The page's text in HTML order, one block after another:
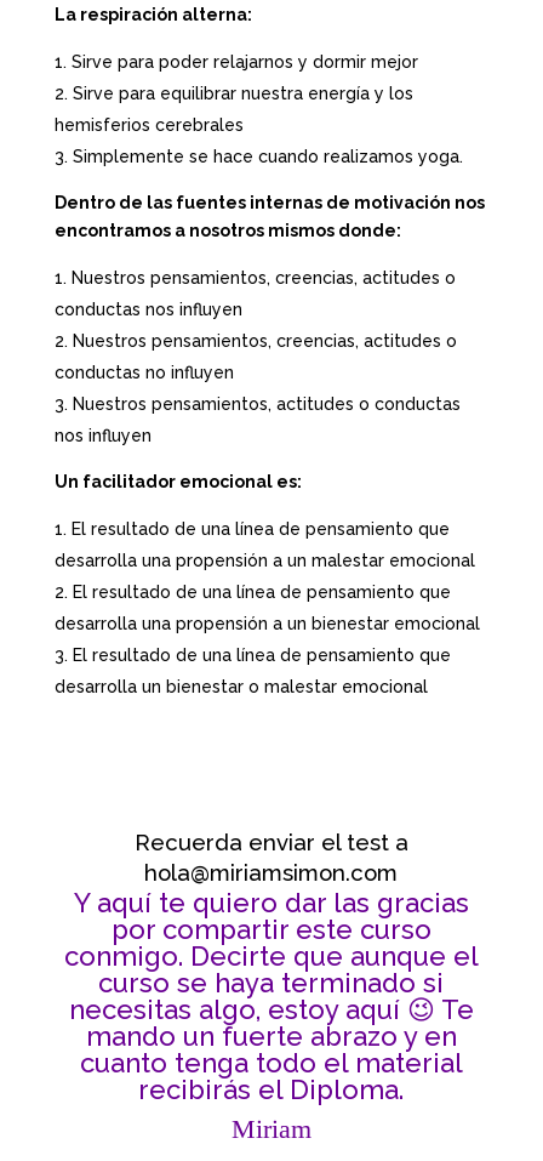
La respiración alterna:
Sirve para poder relajarnos y dormir mejor
Sirve para equilibrar nuestra energía y los
hemisferios cerebrales
Simplemente se hace cuando realizamos yoga.
Dentro de las fuentes internas de motivación nos
encontramos a nosotros mismos donde:
Nuestros pensamientos, creencias, actitudes o
conductas nos influyen
Nuestros pensamientos, creencias, actitudes o
conductas no influyen
Nuestros pensamientos, actitudes o conductas
nos influyen
Un facilitador emocional es:
El resultado de una línea de pensamiento que
desarrolla una propensión a un malestar emocional
El resultado de una línea de pensamiento que
desarrolla una propensión a un bienestar emocional
El resultado de una línea de pensamiento que
desarrolla un bienestar o malestar emocional
Recuerda enviar el test a
hola@miriamsimon.com
Y aquí te quiero dar las gracias
por compartir este curso
conmigo. Decirte que aunque el
curso se haya terminado si
necesitas algo, estoy aquí 😉 Te
mando un fuerte abrazo y en
cuanto tenga todo el material
recibirás el Diploma.
Miriam